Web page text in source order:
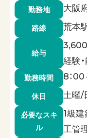
勤務地 大阪
路線 荒本
給与
経験
勤務時間 8：00
休日 土曜/
必要なスキ
ル
1級
工管